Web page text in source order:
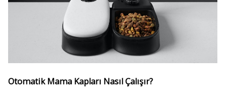
Otomatik Mama Kapları Nasıl Çalışır?